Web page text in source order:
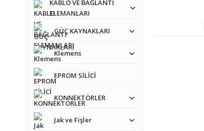
KABLO VE BAĞLANTI
ELEMANLARI
GÜÇ KAYNAKLARI
Klemens
EPROM SİLİCİ
KONNEKTÖRLER
Jak ve Fişler